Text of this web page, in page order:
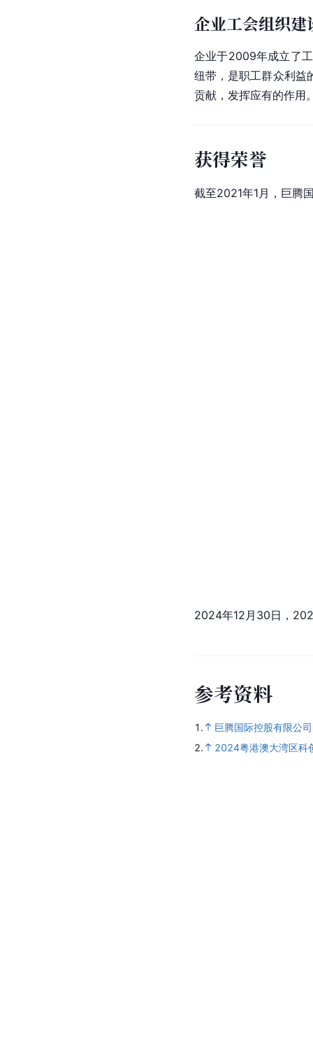
企业工会组织建
企业于2009年成立了
纽带，是职工群众利益
贡献，发挥应有的作用
获得荣誉
截至2021年1月，巨腾
2024年12月30日，
参考资料
1. 巨腾国际控股有限公司
2.
2024粤港澳大湾区科